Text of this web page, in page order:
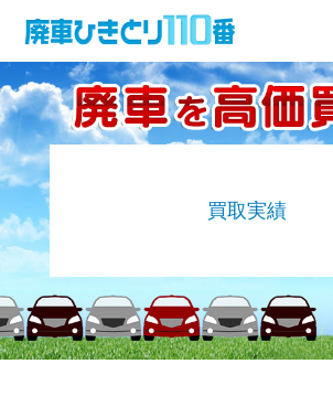
買取実績
廃車･事故車の買取
お役立ち情報
お知らせ